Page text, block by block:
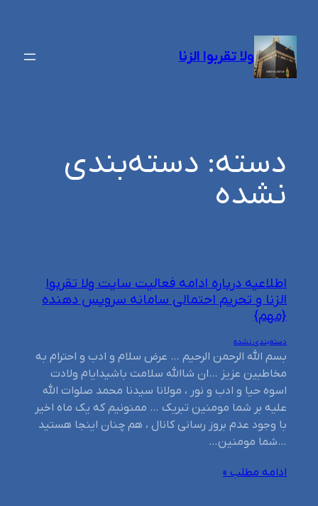
محتوا
ولا تقربوا الزنا
دسته: دسته‌بندی
نشده
اطلاعیه درباره ادامه فعالیت سایت ولا تقربوا
الزنا و تحریم احتمالی سامانه سرویس دهنده
{مهم}
دسته‌بندی نشده
بسم الله الرحمن الرحیم … عرض سلام و ادب و احترام به
مخاطبین عزیز …ان شاالله سلامت باشیدایام ولادت
اسوه حیا و ادب و نور ، مولانا سیدنا محمد صلوات الله
علیه بر شما مومنین تبریک … ممنونیم که یک ماه اخیر
با وجود عدم بروز رسانی کانال ، هم چنان اینجا هستید
…شما مومنین…
ادامه مطلب »